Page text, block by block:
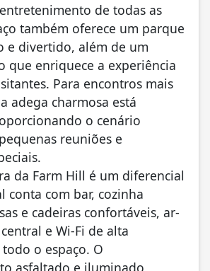
de todas as
também oferece um parque
e divertido, além de um
que enriquece a experiência
Para encontros mais
adega charmosa está
o cenário
reuniões e
da Farm Hill é um diferencial
conta com bar, cozinha
e cadeiras confortáveis, ar-
e Wi-Fi de alta
o espaço. O
asfaltado e iluminado